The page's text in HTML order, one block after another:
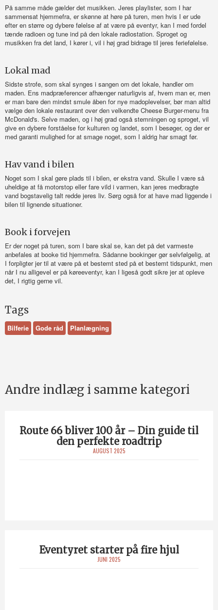
På samme måde gælder det musikken. Jeres playlister, som I har
sammensat hjemmefra, er skønne at høre på turen, men hvis I er ude
efter en større og dybere følelse af at være på eventyr, kan I med fordel
tænde radioen og tune ind på den lokale radiostation. Sproget og
musikken fra det land, I kører i, vil i høj grad bidrage til jeres feriefølelse.
Lokal mad
Sidste strofe, som skal synges i sangen om det lokale, handler om
maden. Ens madpræferencer afhænger naturligvis af, hvem man er, men
er man bare den mindst smule åben for nye madoplevelser, bør man altid
vælge den lokale restaurant over den velkendte Cheese Burger-menu fra
McDonald's. Selve maden, og i høj grad også stemningen og sproget, vil
give en dybere forståelse for kulturen og landet, som I besøger, og der er
med garanti mulighed for at smage noget, som I aldrig har smagt før.
Hav vand i bilen
Noget som I skal gøre plads til i bilen, er ekstra vand. Skulle I være så
uheldige at få motorstop eller fare vild i varmen, kan jeres medbragte
vand bogstavelig talt redde jeres liv. Sørg også for at have mad liggende i
bilen til lignende situationer.
Book i forvejen
Er der noget på turen, som I bare skal se, kan det på det varmeste
anbefales at booke tid hjemmefra. Sådanne bookinger gør selvfølgelig, at
I forpligter jer til at være på et bestemt sted på et bestemt tidspunkt, men
når I nu alligevel er på køreeventyr, kan I ligeså godt sikre jer at opleve
det, I rigtig gerne vil.
Tags
Bilferie Gode råd Planlægning
Andre indlæg i samme kategori
Route 66 bliver 100 år – Din guide til
den perfekte roadtrip
AUGUST 2025
Eventyret starter på fire hjul
JUNI 2025